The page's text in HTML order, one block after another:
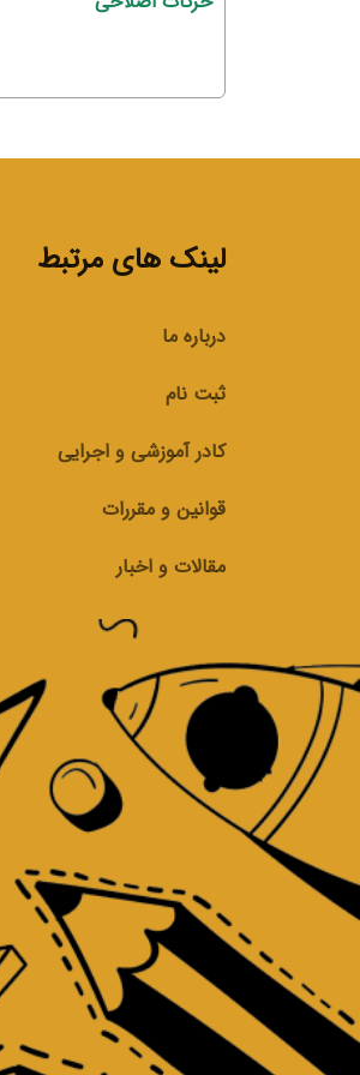
لینک های مرتبط
درباره ما
ثبت نام
کادر آموزشی و اجرایی
قوانین و مقررات
مقالات و اخبار